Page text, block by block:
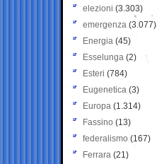
elezioni (3.303)
emergenza (3.077)
Energia (45)
Esselunga (2)
Esteri (784)
Eugenetica (3)
Europa (1.314)
Fassino (13)
federalismo (167)
Ferrara (21)